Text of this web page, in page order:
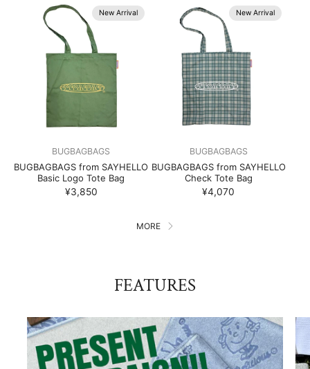
New Arrival
BUGBAGBAGS
BUGBAGBAGS from SAYHELLO
Basic Logo Tote Bag
¥3,850
New Arrival
BUGBAGBAGS
BUGBAGBAGS from SAYHELLO
Check Tote Bag
¥4,070
MORE
FEATURES